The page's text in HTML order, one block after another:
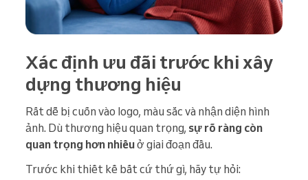
Xác định ưu đãi trước khi xây
dựng thương hiệu
Rất dễ bị cuốn vào logo, màu sắc và nhận diện hình
ảnh. Dù thương hiệu quan trọng, sự rõ ràng còn
quan trọng hơn nhiềuở giai đoạn đầu.
Trước khi thiết kế bất cứ thứ gì, hãy tự hỏi: